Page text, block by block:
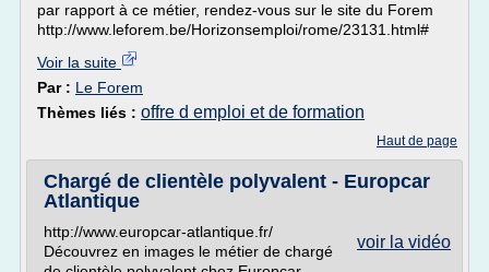
par rapport à ce métier, rendez-vous sur le site du Forem
http://www.leforem.be/Horizonsemploi/rome/23131.html#
Voir la suite
Par : Le Forem
Thèmes liés : offre d emploi et de formation
Haut de page
Chargé de clientèle polyvalent - Europcar
Atlantique
voir la vidéo
http://www.europcar-atlantique.fr/
Découvrez en images le métier de chargé